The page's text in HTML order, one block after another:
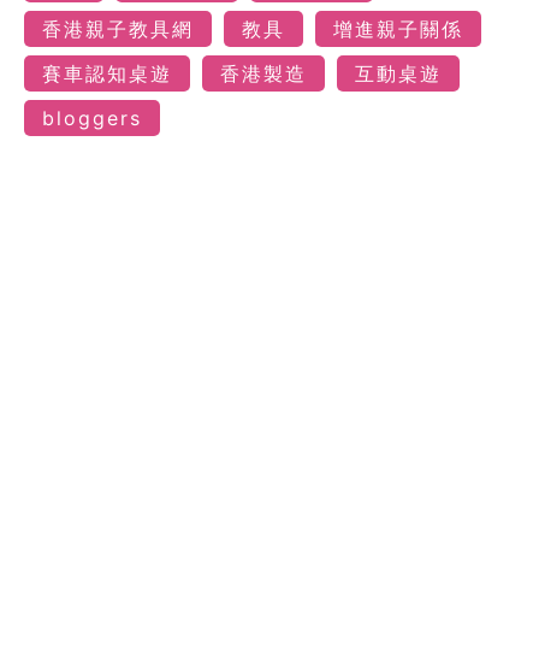
香港親子教具網
教具
增進親子關係
賽車認知桌遊
香港製造
互動桌遊
bloggers